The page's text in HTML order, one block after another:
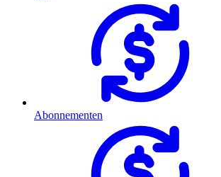
Abonnementen